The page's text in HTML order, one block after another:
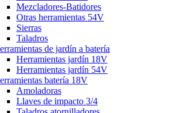
Mezcladores-Batidores
Otras herramientas 54V
Sierras
Taladros
de jardín a batería
Herramientas jardín 18V
Herramientas jardín 54V
batería 18V
Amoladoras
Llaves de impacto 3/4